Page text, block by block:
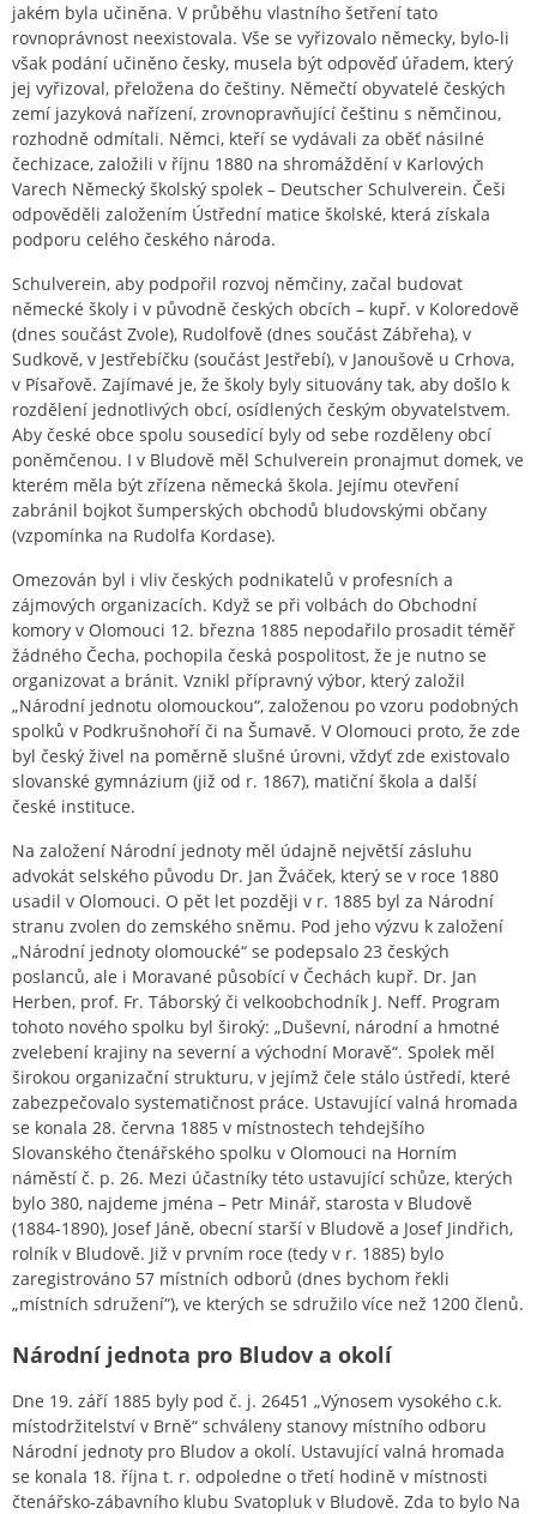
jakém byla učiněna. V průběhu vlastního šetření tato
rovnoprávnost neexistovala. Vše se vyřizovalo německy, bylo-li
však podání učiněno česky, musela být odpověď úřadem, který
jej vyřizoval, přeložena do češtiny. Němečtí obyvatelé českých
zemí jazyková nařízení, zrovnopravňující češtinu s němčinou,
rozhodně odmítali. Němci, kteří se vydávali za oběť násilné
čechizace, založili v říjnu 1880 na shromáždění v Karlových
Varech Německý školský spolek – Deutscher Schulverein. Češi
odpověděli založením Ústřední matice školské, která získala
podporu celého českého národa.
Schulverein, aby podpořil rozvoj němčiny, začal budovat
německé školy i v původně českých obcích – kupř. v Koloredově
(dnes součást Zvole), Rudolfově (dnes součást Zábřeha), v
Sudkově, v Jestřebíčku (součást Jestřebí), v Janoušově u Crhova,
v Písařově. Zajímavé je, že školy byly situovány tak, aby došlo k
rozdělení jednotlivých obcí, osídlených českým obyvatelstvem.
Aby české obce spolu sousedící byly od sebe rozděleny obcí
poněmčenou. I v Bludově měl Schulverein pronajmut domek, ve
kterém měla být zřízena německá škola. Jejímu otevření
zabránil bojkot šumperských obchodů bludovskými občany
(vzpomínka na Rudolfa Kordase).
Omezován byl i vliv českých podnikatelů v profesních a
zájmových organizacích. Když se při volbách do Obchodní
komory v Olomouci 12. března 1885 nepodařilo prosadit téměř
žádného Čecha, pochopila česká pospolitost, že je nutno se
organizovat a bránit. Vznikl přípravný výbor, který založil
„Národní jednotu olomouckou“, založenou po vzoru podobných
spolků v Podkrušnohoří či na Šumavě. V Olomouci proto, že zde
byl český živel na poměrně slušné úrovni, vždyť zde existovalo
slovanské gymnázium (již od r. 1867), matiční škola a další
české instituce.
Na založení Národní jednoty měl údajně největší zásluhu
advokát selského původu Dr. Jan Žváček, který se v roce 1880
usadil v Olomouci. O pět let později v r. 1885 byl za Národní
stranu zvolen do zemského sněmu. Pod jeho výzvu k založení
„Národní jednoty olomoucké“ se podepsalo 23 českých
poslanců, ale i Moravané působící v Čechách kupř. Dr. Jan
Herben, prof. Fr. Táborský či velkoobchodník J. Neff. Program
tohoto nového spolku byl široký: „Duševní, národní a hmotné
zvelebení krajiny na severní a východní Moravě“. Spolek měl
širokou organizační strukturu, v jejímž čele stálo ústředí, které
zabezpečovalo systematičnost práce. Ustavující valná hromada
se konala 28. června 1885 v místnostech tehdejšího
Slovanského čtenářského spolku v Olomouci na Horním
náměstí č. p. 26. Mezi účastníky této ustavující schůze, kterých
bylo 380, najdeme jména – Petr Minář, starosta v Bludově
(1884-1890), Josef Jáně, obecní starší v Bludově a Josef Jindřich,
rolník v Bludově. Již v prvním roce (tedy v r. 1885) bylo
zaregistrováno 57 místních odborů (dnes bychom řekli
„místních sdružení“), ve kterých se sdružilo více než 1200 členů.
Národní jednota pro Bludov a okolí
Dne 19. září 1885 byly pod č. j. 26451 „Výnosem vysokého c.k.
místodržitelství v Brně“ schváleny stanovy místního odboru
Národní jednoty pro Bludov a okolí. Ustavující valná hromada
se konala 18. října t. r. odpoledne o třetí hodině v místnosti
čtenářsko-zábavního klubu Svatopluk v Bludově. Zda to bylo Na